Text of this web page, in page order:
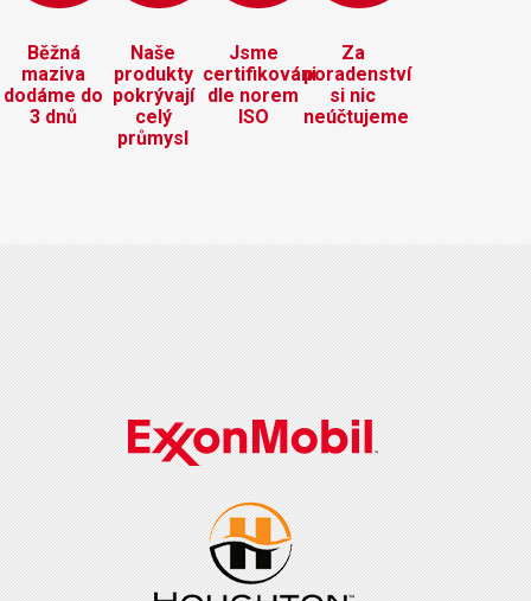
Běžná
maziva
dodáme do
3 dnů
Naše
produkty
pokrývají
celý
průmysl
Jsme
certifikováni
dle norem
ISO
Za
poradenství
si nic
neúčtujeme